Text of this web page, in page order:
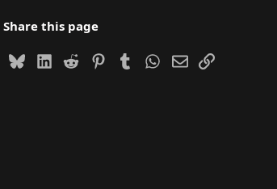
Share this page
BlueskyLinkedIn
Reddit PinterestTumblrWhatsApp
EmailLink